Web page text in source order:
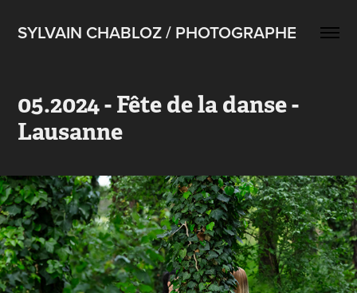
SYLVAIN CHABLOZ / PHOTOGRAPHE
05.2024 - Fête de la danse -
Lausanne